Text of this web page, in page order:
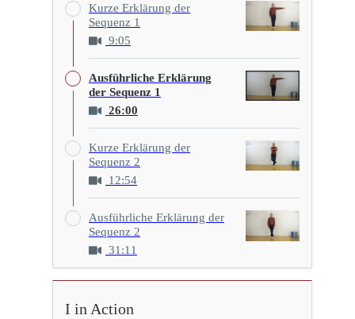
Kurze Erklärung der
Sequenz 1
9:05
Ausführliche Erklärung
der Sequenz 1
26:00
Kurze Erklärung der
Sequenz 2
12:54
Ausführliche Erklärung der
Sequenz 2
31:11
I in Action